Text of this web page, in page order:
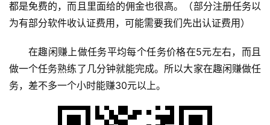
都是免费的，而且里面给的佣金也很高。（部分注册任务以
为有部分软件收认证费用，可能需要我们先出认证费用）
在趣闲赚上做任务平均每个任务价格在5元左右，而且
做一个任务熟练了几分钟就能完成。所以大家在趣闲赚做任
务，差不多一个小时能赚30元以上。